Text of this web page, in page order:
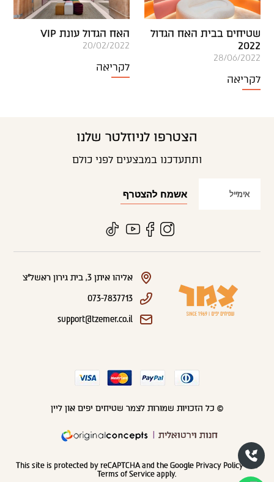
שטיחים בבית האח הגדול
2022
28/06/2022
לקריאה
האח הגדול עונת VIP
20/02/2022
לקריאה
הצטרפו לניוזלטר שלנו
ותתעדכנו במבצעים לפני כולם
אליהו איתן 3, בית גירון ראשל"צ
073-7837713
support@tzemer.co.il
© כל הזכויות שמורות לצמר שטיחים יפים און ליין
חנות וירטואלית
This site is protected by reCAPTCHA and the Google Privacy Policyand
Terms of Service apply.